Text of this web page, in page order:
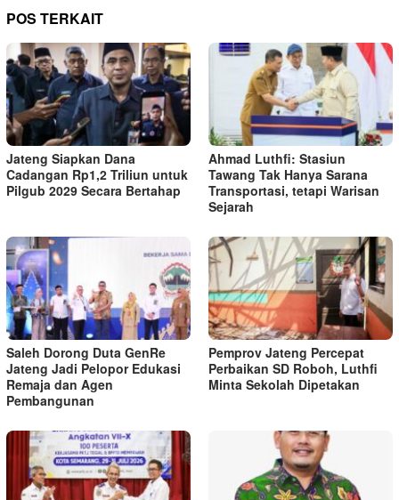
POS TERKAIT
Jateng Siapkan Dana
Cadangan Rp1,2 Triliun untuk
Pilgub 2029 Secara Bertahap
Ahmad Luthfi: Stasiun
Tawang Tak Hanya Sarana
Transportasi, tetapi Warisan
Sejarah
Saleh Dorong Duta GenRe
Jateng Jadi Pelopor Edukasi
Remaja dan Agen
Pembangunan
Pemprov Jateng Percepat
Perbaikan SD Roboh, Luthfi
Minta Sekolah Dipetakan